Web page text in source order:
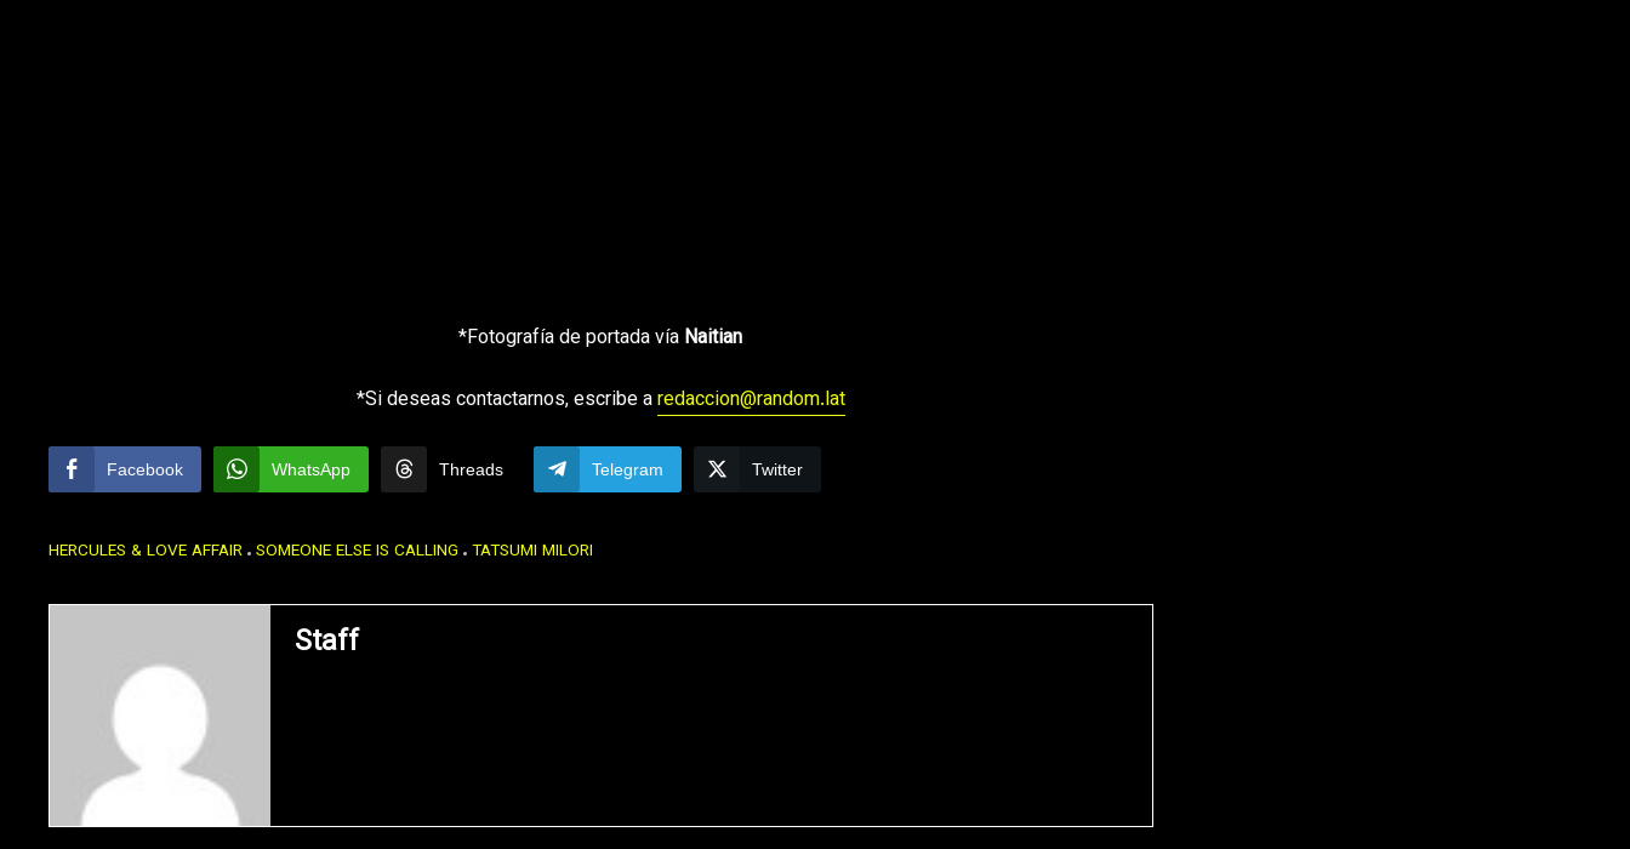
*Fotografía de portada vía Naitian
*Si deseas contactarnos, escribe aredaccion@random.lat
Facebook WhatsApp Threads Telegram Twitter
HERCULES & LOVE AFFAIR SOMEONE ELSE IS CALLING TATSUMI MILORI
Staff